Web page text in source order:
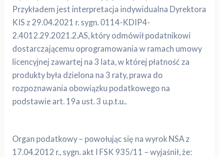
Przykładem jest interpretacja indywidualna Dyrektora
KIS z 29.04.2021 r. sygn. 0114-KDIP4-
2.4012.29.2021.2.AS, który odmówił podatnikowi
dostarczającemu oprogramowania w ramach umowy
licencyjnej zawartej na 3 lata, w której płatność za
produkty była dzielona na 3 raty, prawa do
rozpoznawania obowiązku podatkowego na
podstawie art. 19a ust. 3 u.p.t.u..
Organ podatkowy – powołując się na wyrok NSA z
17.04.2012 r., sygn. akt I FSK 935/11 – wyjaśnił, że: